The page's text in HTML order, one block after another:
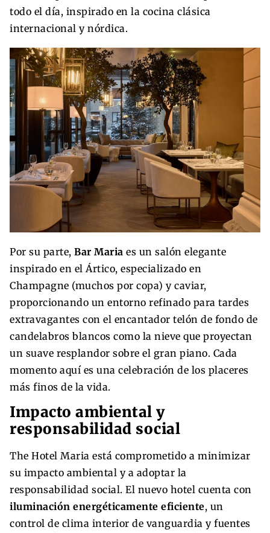
todo el día, inspirado en la cocina clásica
internacional y nórdica.
Por su parte, Bar Maria es un salón elegante
inspirado en el Ártico, especializado en
Champagne (muchos por copa) y caviar,
proporcionando un entorno refinado para tardes
extravagantes con el encantador telón de fondo de
candelabros blancos como la nieve que proyectan
un suave resplandor sobre el gran piano. Cada
momento aquí es una celebración de los placeres
más finos de la vida.
Impacto ambiental y
responsabilidad social
The Hotel Maria está comprometido a minimizar
su impacto ambiental y a adoptar la
responsabilidad social. El nuevo hotel cuenta con
iluminación energéticamente eficiente, un
control de clima interior de vanguardia y fuentes